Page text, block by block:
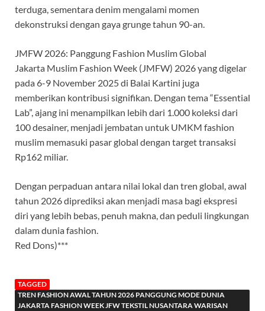
terduga, sementara denim mengalami momen
dekonstruksi dengan gaya grunge tahun 90-an.
JMFW 2026: Panggung Fashion Muslim Global
Jakarta Muslim Fashion Week (JMFW) 2026 yang digelar
pada 6-9 November 2025 di Balai Kartini juga
memberikan kontribusi signifikan. Dengan tema “Essential
Lab”, ajang ini menampilkan lebih dari 1.000 koleksi dari
100 desainer, menjadi jembatan untuk UMKM fashion
muslim memasuki pasar global dengan target transaksi
Rp162 miliar.
Dengan perpaduan antara nilai lokal dan tren global, awal
tahun 2026 diprediksi akan menjadi masa bagi ekspresi
diri yang lebih bebas, penuh makna, dan peduli lingkungan
dalam dunia fashion.
Red Dons)***
TAGGED
TREN FASHION AWAL TAHUN 2026 PANGGUNG MODE DUNIA
JAKARTA FASHION WEEK JFW TEKSTIL NUSANTARA WARISAN